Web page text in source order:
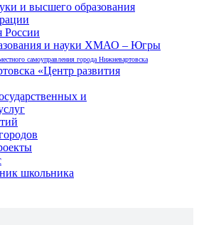
и высшего образования
России
и науки ХМАО – Югры
самоуправления города Нижневартовска
«Центр развития
и
школьника